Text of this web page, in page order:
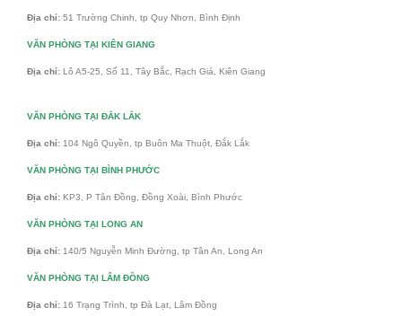
Địa chỉ: 51 Trường Chinh, tp Quy Nhơn, Bình Định
VĂN PHÒNG TẠI KIÊN GIANG
Địa chỉ: Lô A5-25, Số 11, Tây Bắc, Rạch Giá, Kiên Giang
VĂN PHÒNG TẠI ĐẮK LẮK
Địa chỉ: 104 Ngô Quyền, tp Buôn Ma Thuột, Đắk Lắk
VĂN PHÒNG TẠI BÌNH PHƯỚC
Địa chỉ: KP3, P Tân Đồng, Đồng Xoài, Bình Phước
VĂN PHÒNG TẠI LONG AN
Địa chỉ: 140/5 Nguyễn Minh Đường, tp Tân An, Long An
VĂN PHÒNG TẠI LÂM ĐỒNG
Địa chỉ: 16 Trạng Trình, tp Đà Lạt, Lâm Đồng